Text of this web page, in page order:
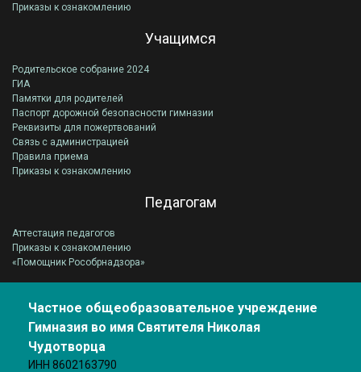
Приказы к ознакомлению
Учащимся
Родительское собрание 2024
ГИА
Памятки для родителей
Паспорт дорожной безопасности гимназии
Реквизиты для пожертвований
Связь с администрацией
Правила приема
Приказы к ознакомлению
Педагогам
Аттестация педагогов
Приказы к ознакомлению
«Помощник Рособрнадзора»
Частное общеобразовательное учреждение
Гимназия во имя Святителя Николая
Чудотворца
ИНН 8602163790